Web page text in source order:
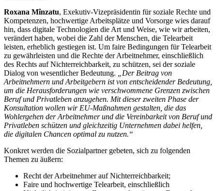
Roxana Mînzatu, Exekutiv-Vizepräsidentin für soziale Rechte und
Kompetenzen, hochwertige Arbeitsplätze und Vorsorge wies darauf
hin, dass digitale Technologien die Art und Weise, wie wir arbeiten,
verändert haben, wobei die Zahl der Menschen, die Telearbeit
leisten, erheblich gestiegen ist. Um faire Bedingungen für Telearbeit
zu gewährleisten und die Rechte der Arbeitnehmer, einschließlich
des Rechts auf Nichterreichbarkeit, zu schützen, sei der soziale
Dialog von wesentlicher Bedeutung.
„Der Beitrag von
Arbeitnehmern und Arbeitgebern ist von entscheidender Bedeutung,
um die Herausforderungen wie verschwommene Grenzen zwischen
Beruf und Privatleben anzugehen. Mit dieser zweiten Phase der
Konsultation wollen wir EU-Maßnahmen gestalten, die das
Wohlergehen der Arbeitnehmer und die Vereinbarkeit von Beruf und
Privatleben schützen und gleichzeitig Unternehmen dabei helfen,
die digitalen Chancen optimal zu nutzen.“
Konkret werden die Sozialpartner gebeten, sich zu folgenden
Themen zu äußern:
Recht der Arbeitnehmer auf Nichterreichbarkeit;
Faire und hochwertige Telearbeit, einschließlich